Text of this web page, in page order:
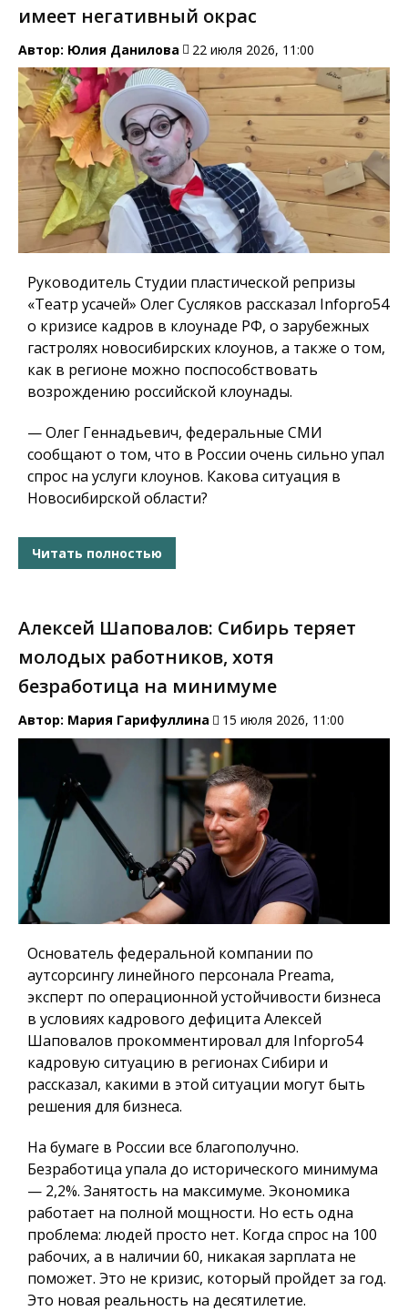
имеет негативный окрас
Автор: Юлия Данилова 22 июля 2026, 11:00
Руководитель Студии пластической репризы
«Театр усачей» Олег Сусляков рассказал Infopro54
о кризисе кадров в клоунаде РФ, о зарубежных
гастролях новосибирских клоунов, а также о том,
как в регионе можно поспособствовать
возрождению российской клоунады.
— Олег Геннадьевич, федеральные СМИ
сообщают о том, что в России очень сильно упал
спрос на услуги клоунов. Какова ситуация в
Новосибирской области?
Читать полностью
Алексей Шаповалов: Сибирь теряет
молодых работников, хотя
безработица на минимуме
Автор: Мария Гарифуллина 15 июля 2026, 11:00
Основатель федеральной компании по
аутсорсингу линейного персонала Preama,
эксперт по операционной устойчивости бизнеса
в условиях кадрового дефицита Алексей
Шаповалов прокомментировал для Infopro54
кадровую ситуацию в регионах Сибири и
рассказал, какими в этой ситуации могут быть
решения для бизнеса.
На бумаге в России все благополучно.
Безработица упала до исторического минимума
— 2,2%. Занятость на максимуме. Экономика
работает на полной мощности. Но есть одна
проблема: людей просто нет. Когда спрос на 100
рабочих, а в наличии 60, никакая зарплата не
поможет. Это не кризис, который пройдет за год.
Это новая реальность на десятилетие.